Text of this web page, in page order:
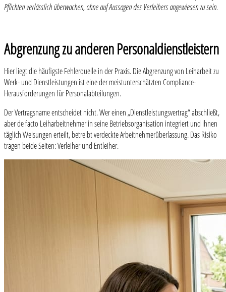
Pflichten verlässlich überwachen, ohne auf Aussagen des Verleihers angewiesen zu sein.
Abgrenzung zu anderen Personaldienstleistern
Hier liegt die häufigste Fehlerquelle in der Praxis. Die Abgrenzung von Leiharbeit zu
Werk- und Dienstleistungen ist eine der meistunterschätzten Compliance-
Herausforderungen für Personalabteilungen.
Der Vertragsname entscheidet nicht. Wer einen „Dienstleistungsvertrag“ abschließt,
aber de facto Leiharbeitnehmer in seine Betriebsorganisation integriert und ihnen
täglich Weisungen erteilt, betreibt verdeckte Arbeitnehmerüberlassung. Das Risiko
tragen beide Seiten: Verleiher und Entleiher.